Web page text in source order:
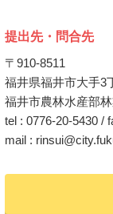
提出先・問合先
〒910-8511
福井県福井市大手3
福井市農林水産部
tel : 0776-20-5430 /
mail :